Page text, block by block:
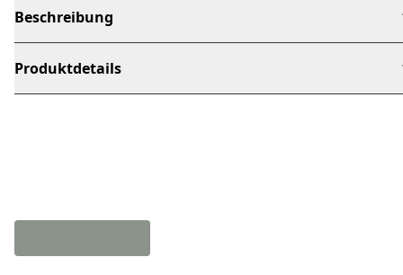
Beschreibung
Produktdetails